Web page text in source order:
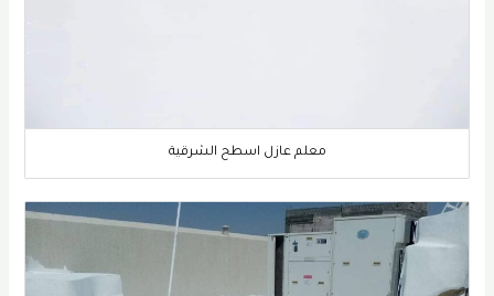
معلم عازل اسطح الشرقية